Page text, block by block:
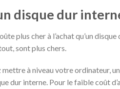
disque dur
plus cher à l’achat qu’un
sont plus chers.
mettre à niveau votre ordinateur,
dur interne. Pour le faible coût